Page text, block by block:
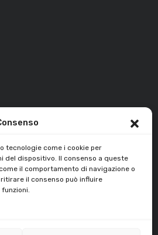
tecnologie come i cookie per
del dispositivo. Il consenso a queste
il comportamento di navigazione o
il consenso può influire